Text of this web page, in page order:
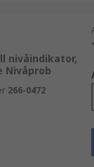
nivåindikator,
Nivåprob
266-0472